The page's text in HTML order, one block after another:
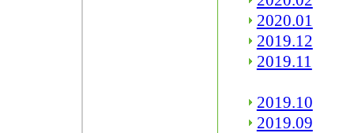
2020.01
2019.12
2019.11
2019.10
2019.09